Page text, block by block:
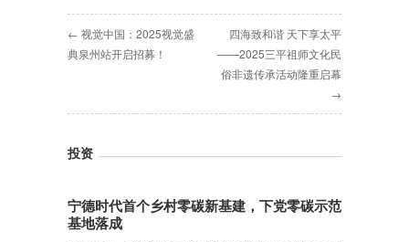
← 视觉中国：2025视觉盛
典泉州站开启招募！
四海致和谐 天下享太平
——2025三平祖师文化民
俗非遗传承活动隆重启幕
→
投资
宁德时代首个乡村零碳新基建，下党零碳示范
基地落成